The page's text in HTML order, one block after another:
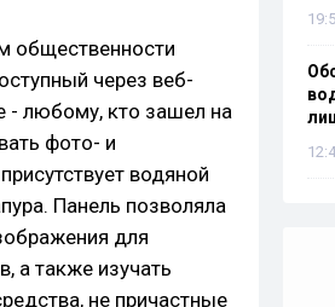
общественности
через веб-
- любому, кто зашел на
фото- и
водяной
Панель позволяла
для
а также изучать
не причастные